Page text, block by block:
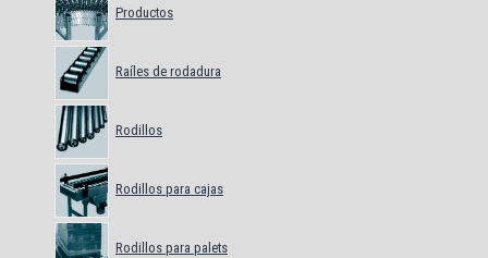
Productos
Raíles de rodadura
Rodillos
Rodillos para cajas
Rodillos para palets